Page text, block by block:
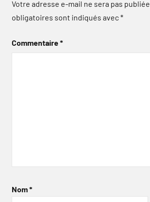
Votre adresse e-mail ne sera pas publiée.
obligatoires sont indiqués avec*
Commentaire*
Nom*